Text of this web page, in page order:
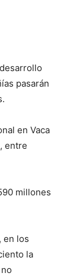
pasarán
en Vaca
entre
millones
en los
la